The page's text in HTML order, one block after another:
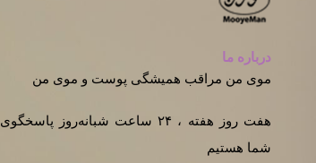
درباره ما
موی من مراقب همیشگی پوست و موی من
هفت روز هفته ، ۲۴ ساعت شبانه‌روز پاسخگوی
شما هستیم